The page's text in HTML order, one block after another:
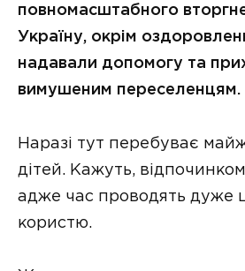
повномасштабного
Україну, окрім
надавали допомогу та
вимушеним переселенцям.
Наразі тут перебуває
дітей. Кажуть,
адже час проводять дуже
користю.